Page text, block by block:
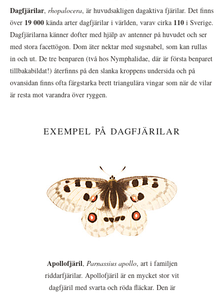
Dagfjärilar, rhopalocera, är huvudsakligen dagaktiva fjärilar. Det finns
över 19 000 kända arter dagfjärilar i världen, varav cirka 110 i Sverige.
Dagfjärilarna känner dofter med hjälp av antenner på huvudet och ser
med stora facettögon. Dom äter nektar med sugsnabel, som kan rullas
in och ut. De tre benparen (två hos Nymphalidae, där är första benparet
tillbakabildat!) återfinns på den slanka kroppens undersida och på
ovansidan finns ofta färgstarka brett triangulära vingar som när de vilar
är resta mot varandra över ryggen.
EXEMPEL PÅ DAGFJÄRILAR
Apollofjäril, Parnassius apollo, art i familjen
riddarfjärilar. Apollofjäril är en mycket stor vit
dagfjäril med svarta och röda fläckar. Den är